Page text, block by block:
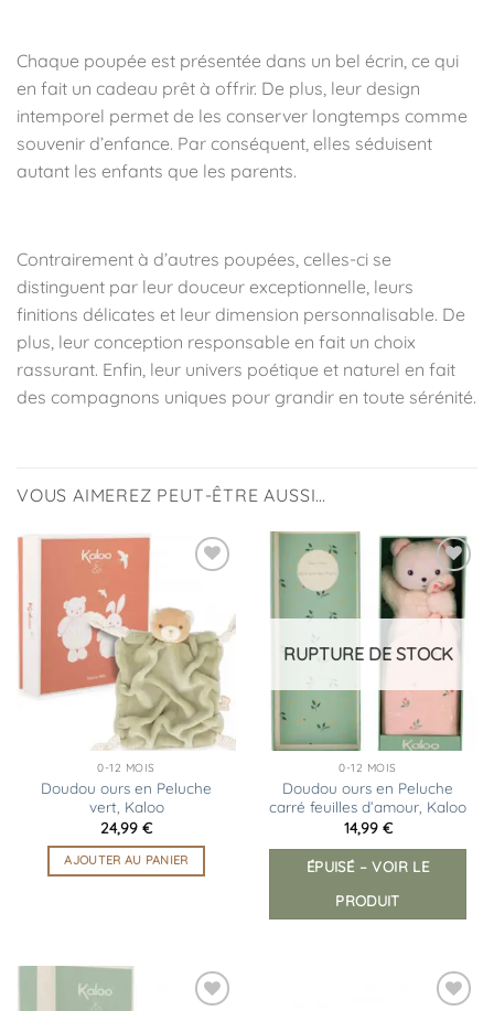
Chaque poupée est présentée dans un bel écrin, ce qui
en fait un cadeau prêt à offrir. De plus, leur design
intemporel permet de les conserver longtemps comme
souvenir d’enfance. Par conséquent, elles séduisent
autant les enfants que les parents.
Contrairement à d’autres poupées, celles-ci se
distinguent par leur douceur exceptionnelle, leurs
finitions délicates et leur dimension personnalisable. De
plus, leur conception responsable en fait un choix
rassurant. Enfin, leur univers poétique et naturel en fait
des compagnons uniques pour grandir en toute sérénité.
VOUS AIMEREZ PEUT-ÊTRE AUSSI…
liste
d’envies
0-12 MOIS
Doudou ours en Peluche
vert, Kaloo
24,99 €
AJOUTER AU PANIER
Ajouter
à la
liste
RUPTURE DE STOCK
0-12 MOIS
Doudou ours en Peluche
carré feuilles d’amour, Kaloo
14,99 €
ÉPUISÉ – VOIR LE
PRODUIT